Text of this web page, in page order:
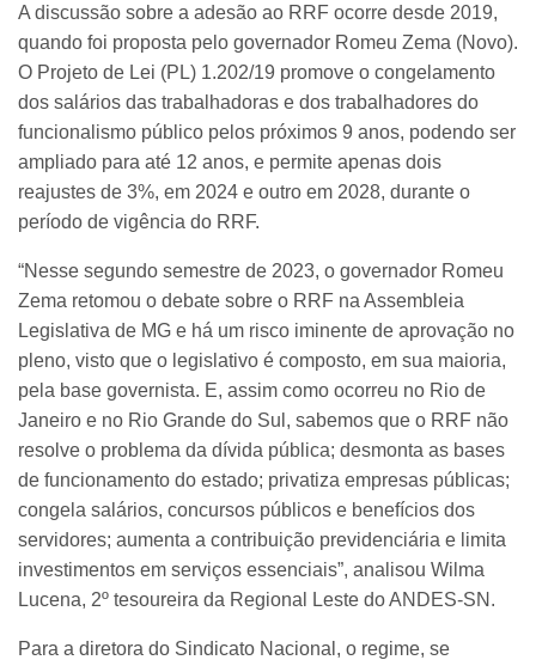
A discussão sobre a adesão ao RRF ocorre desde 2019,
quando foi proposta pelo governador Romeu Zema (Novo).
O Projeto de Lei (PL) 1.202/19 promove o congelamento
dos salários das trabalhadoras e dos trabalhadores do
funcionalismo público pelos próximos 9 anos, podendo ser
ampliado para até 12 anos, e permite apenas dois
reajustes de 3%, em 2024 e outro em 2028, durante o
período de vigência do RRF.
“Nesse segundo semestre de 2023, o governador Romeu
Zema retomou o debate sobre o RRF na Assembleia
Legislativa de MG e há um risco iminente de aprovação no
pleno, visto que o legislativo é composto, em sua maioria,
pela base governista. E, assim como ocorreu no Rio de
Janeiro e no Rio Grande do Sul, sabemos que o RRF não
resolve o problema da dívida pública; desmonta as bases
de funcionamento do estado; privatiza empresas públicas;
congela salários, concursos públicos e benefícios dos
servidores; aumenta a contribuição previdenciária e limita
investimentos em serviços essenciais”, analisou Wilma
Lucena, 2º tesoureira da Regional Leste do ANDES-SN.
Para a diretora do Sindicato Nacional, o regime, se